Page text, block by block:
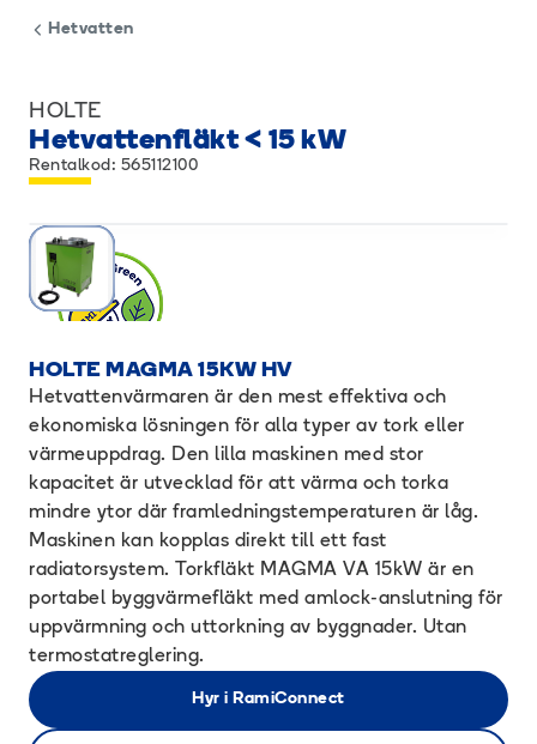
Hetvatten
HOLTE
Hetvattenfläkt < 15 kW
Rentalkod: 565112100
HOLTE MAGMA 15KW HV
Hetvattenvärmaren är den mest effektiva och
ekonomiska lösningen för alla typer av tork eller
värmeuppdrag. Den lilla maskinen med stor
kapacitet är utvecklad för att värma och torka
mindre ytor där framledningstemperaturen är låg.
Maskinen kan kopplas direkt till ett fast
radiatorsystem. Torkfläkt MAGMA VA 15kW är en
portabel byggvärmefläkt med amlock-anslutning för
uppvärmning och uttorkning av byggnader. Utan
termostatreglering.
Hyr i RamiConnect